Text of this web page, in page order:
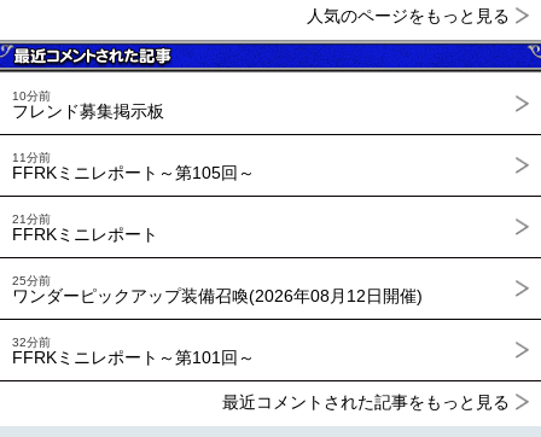
人気のページをもっと見る
10分前
フレンド募集掲示板
11分前
FFRKミニレポート～第105回～
21分前
FFRKミニレポート
25分前
ワンダーピックアップ装備召喚(2026年08月12日開催)
32分前
FFRKミニレポート～第101回～
最近コメントされた記事をもっと見る